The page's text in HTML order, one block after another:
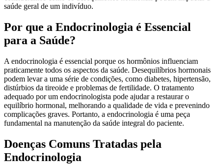
saúde geral de um indivíduo.
Por que a Endocrinologia é Essencial
para a Saúde?
A endocrinologia é essencial porque os hormônios influenciam
praticamente todos os aspectos da saúde. Desequilíbrios hormonais
podem levar a uma série de condições, como diabetes, hipertensão,
distúrbios da tireoide e problemas de fertilidade. O tratamento
adequado por um endocrinologista pode ajudar a restaurar o
equilíbrio hormonal, melhorando a qualidade de vida e prevenindo
complicações graves. Portanto, a endocrinologia é uma peça
fundamental na manutenção da saúde integral do paciente.
Doenças Comuns Tratadas pela
Endocrinologia